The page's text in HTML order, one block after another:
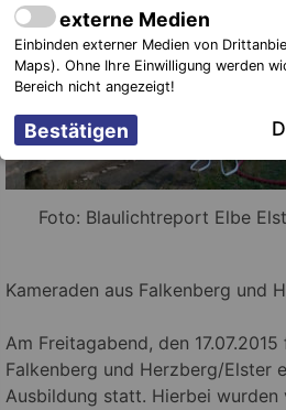
Foto: Blaulichtreport Elbe
Kameraden aus Falkenberg und
Am Freitagabend, den
Falkenberg und Herzberg/Elster
Ausbildung statt. Hierbei wurden
externe Medien
Einbinden externer Medien von
Maps). Ohne Ihre Einwilligung werden
Bereich nicht angezeigt!